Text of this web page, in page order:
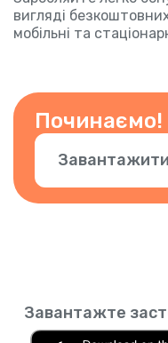
вигляді
мобільні та
Починаємо!
Завантажте